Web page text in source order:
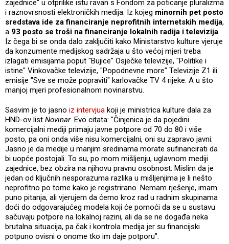
zajednice" u otprilike istu ravan s Fondom za poticanje pluralizma
i raznovrsnosti elektroničkih medija. Iz kojeg minornih pet posto
sredstava ide za financiranje neprofitnih internetskih medija,
a 93 posto se troši na financiranje lokalnih radija i televizija.
Iz čega bi se onda dalo zaključiti kako Ministarstvo kulture vjeruje
da konzumente medijskog sadržaja u što većoj mjeri treba
izlagati emisijama poput "Bujice" Osječke televizije, "Politike i
istine" Vinkovačke televizije, "Popodnevne more" Televizije Z1 ili
emisije "Sve se može popraviti" karlovačke TV 4 rijeke. A u što
manjoj mjeri profesionalnom novinarstvu.
Sasvim je to jasno iz intervjua koji je ministrica kulture dala za
HND-ov list Novinar. Evo citata: "Činjenica je da pojedini
komercijalni mediji primaju javne potpore od 70 do 80 i više
posto, pa oni onda više nisu komercijalni, oni su zapravo javni.
Jasno je da medije u manjim sredinama morate sufinancirati da
bi uopće postojali. To su, po mom mišljenju, uglavnom mediji
zajednice, bez obzira na njihovu pravnu osobnost. Mislim da je
jedan od ključnih nesporazuma razlika u mišljenjima je li nešto
neprofitno po tome kako je registrirano. Nemam rješenje, imam
puno pitanja, ali vjerujem da ćemo kroz rad u radnim skupinama
doći do odgovarajućeg modela koji će pomoći da se u sustavu
sačuvaju potpore na lokalnoj razini, ali da se ne događa neka
brutalna situacija, pa čak i kontrola medija jer su financijski
potpuno ovisni o onome tko im daje potporu".